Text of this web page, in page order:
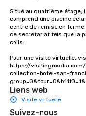
Situé au quatrième étage,
comprend une piscine
centre de remise en
de secrétariat tels que la
colis.
Pour une visite virtuelle,
https://
collection-hotel-san-
Liens web
Visite virtuelle
Suivez-nous